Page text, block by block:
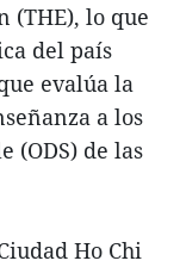
(THE), lo que
del país
evalúa la
a los
(ODS) de las
Ho Chi